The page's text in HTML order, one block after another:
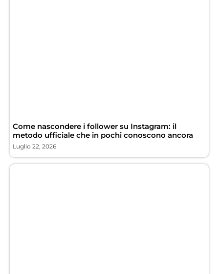
Come nascondere i follower su Instagram: il
metodo ufficiale che in pochi conoscono ancora
Luglio 22, 2026